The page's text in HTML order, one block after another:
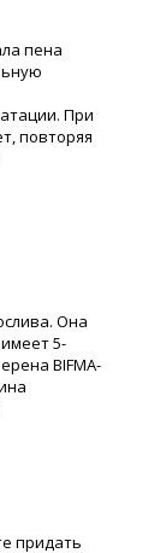
пена
При
повторяя
Она
5-
BIFMA-
придать